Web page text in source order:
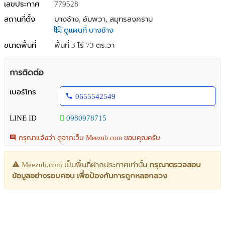
เลขประกาศ
779528
สถานที่ตั้ง
บางช้าง, อัมพวา, สมุทรสงคราม
ดูแผนที่ บางช้าง
ขนาดพื้นที่
พื้นที่ 3 ไร่ 73 ตร.วา
การติดต่อ
เบอร์โทร
0655542549
LINE ID 0980978715
กรุณาแจ้งว่า ดูจากเว็บ Meezub.com ขอบคุณครับ
Meezub.com เป็นพื้นที่ฝากประกาศเท่านั้น กรุณาตรวจสอบ
ข้อมูลอย่างรอบคอบ เพื่อป้องกันการถูกหลอกลวง